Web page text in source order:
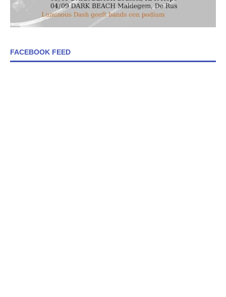
FACEBOOK FEED